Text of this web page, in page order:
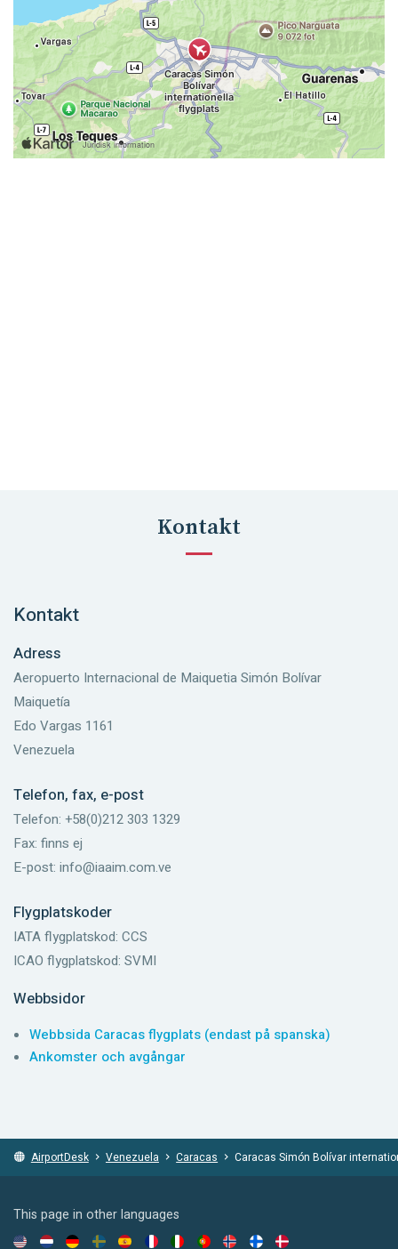
Kontakt
Kontakt
Adress
Aeropuerto Internacional de Maiquetia Simón Bolívar
Maiquetía
Edo Vargas 1161
Venezuela
Telefon, fax, e-post
Telefon: +58(0)212 303 1329
Fax: finns ej
E-post: info@iaaim.com.ve
Flygplatskoder
IATA flygplatskod: CCS
ICAO flygplatskod: SVMI
Webbsidor
Webbsida Caracas flygplats (endast på spanska)
Ankomster och avgångar
AirportDesk Venezuela Caracas Caracas Simón Bolívar
This page in other languages